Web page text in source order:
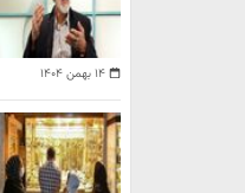
۱۴ بهمن ۱۴۰۴